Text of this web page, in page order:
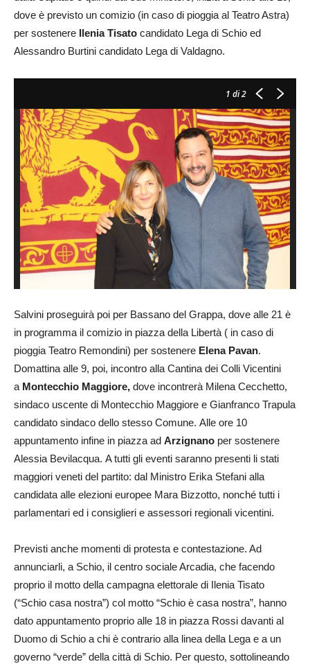
dove è previsto un comizio (in caso di pioggia al Teatro Astra)
per sostenere Ilenia Tisato candidato Lega di Schio ed
Alessandro Burtini candidato Lega di Valdagno.
1 di 2
Salvini proseguirà poi per Bassano del Grappa, dove alle 21 è
in programma il comizio in piazza della Libertà ( in caso di
pioggia Teatro Remondini) per sostenere Elena Pavan.
Domattina alle 9, poi, incontro alla Cantina dei Colli Vicentini
a Montecchio Maggiore, dove incontrerà Milena Cecchetto,
sindaco uscente di Montecchio Maggiore e Gianfranco Trapula
candidato sindaco dello stesso Comune. Alle ore 10
appuntamento infine in piazza ad Arzignano per sostenere
Alessia Bevilacqua. A tutti gli eventi saranno presenti li stati
maggiori veneti del partito: dal Ministro Erika Stefani alla
candidata alle elezioni europee Mara Bizzotto, nonché tutti i
parlamentari ed i consiglieri e assessori regionali vicentini.
Previsti anche momenti di protesta e contestazione. Ad
annunciarli, a Schio, il centro sociale Arcadia, che facendo
proprio il motto della campagna elettorale di Ilenia Tisato
(“Schio casa nostra”) col motto “Schio è casa nostra”, hanno
dato appuntamento proprio alle 18 in piazza Rossi davanti al
Duomo di Schio a chi è contrario alla linea della Lega e a un
governo “verde” della città di Schio. Per questo, sottolineando